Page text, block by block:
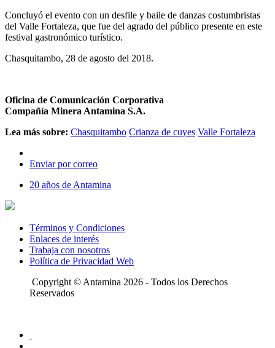
Concluyó el evento con un desfile y baile de danzas costumbristas
del Valle Fortaleza, que fue del agrado del público presente en este
festival gastronómico turístico.
Chasquitambo, 28 de agosto del 2018.
Oficina de Comunicación Corporativa
Compañía Minera Antamina S.A.
Lea más sobre: Chasquitambo Crianza de cuyes Valle Fortaleza
Enviar por correo
20 años de Antamina
Términos y Condiciones
Enlaces de interés
Trabaja con nosotros
Política de Privacidad Web
Copyright © Antamina 2026 - Todos los Derechos
Reservados